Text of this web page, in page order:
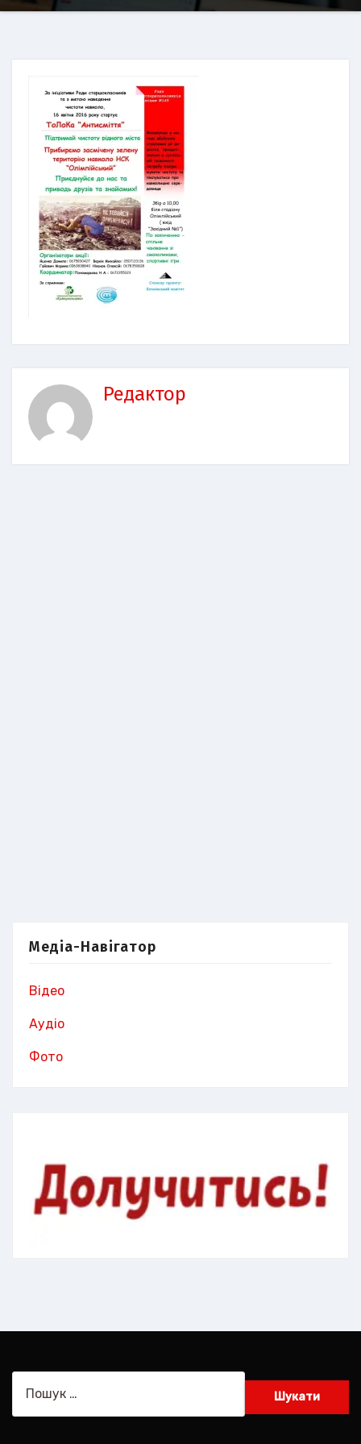
Редактор
Медіа-Навігатор
Відео
Аудіо
Фото